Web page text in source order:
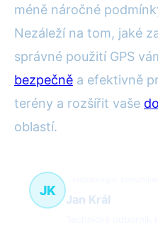
méně náročné
Nezáleží na tom, jaké
správné použití GPS
bezpečně a efektivně
terény a rozšířit vaše
oblastí.
JK
Jan Král